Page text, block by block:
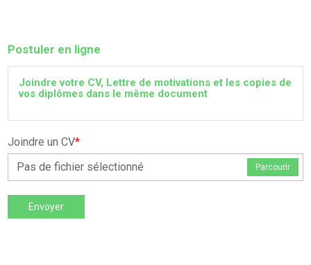
Postuler en ligne
Joindre votre CV, Lettre de motivations et les copies de
vos diplômes dans le même document
Joindre un CV*
Pas de fichier sélectionné
Parcourir
Envoyer